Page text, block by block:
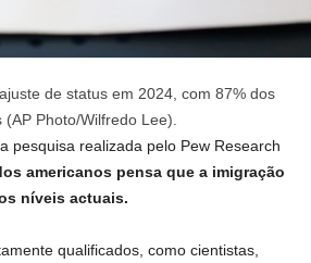
de status em 2024, com 87% dos
Photo/Wilfredo Lee).
pesquisa realizada pelo Pew Research
americanos pensa que a imigração
níveis actuais.
qualificados, como cientistas,